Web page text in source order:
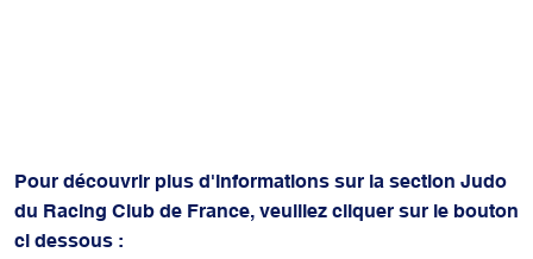
Pour découvrir plus d'informations sur la section Judo
du Racing Club de France, veuillez cliquer sur le bouton
ci dessous :